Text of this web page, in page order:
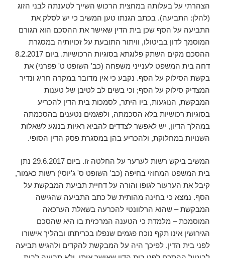
הצהרתי על בעלותה במחצית הרכוש השייך לטענתה לבני הזוג
(להלן: התביעה). בכתב הגנתו טען המשיב כי יש לסלק את
התביעה על הסף שכן בית הדין שאישר את ההסכם הוא הגורם
המוסמך לדון בביטולו, וויתור התובעת על זכויותיה במסגרת
ההסכם מקים השתק פלוגתא בסוגיות הרכושיות. ביום 8.2.2017
דחה בית המשפט לענייני משפחה (כב' השופט ט' פפרני) את
בקשת הסילוק על הסף. נקבע כי אין מדובר במקרה חריג ונדיר
המצדיק סילוק על הסף; וכי בשים לב לטיבן של טענות
המבקשת, הנוגעות, ביו היתר, לסמכות בית הדין להכריע
בסוגיות רכושיות בלא הסכמתה, ולפגמים נטענים בהסכמתה
במהלך הדיון, יש לאפשר לצדדים להביא ראיות בנוגע לשאלות
השנויות במחלוקת, ולהכריע בהן במסגרת פסק הדין הסופי.
המשיב ביקש רשות לערער על החלטה זו. ביום 29.6.2017 נתן
בית המשפט המחוזי בחיפה (כב' השופט ס' ג'יוסי) רשות כאמור,
קיבל את הערעור לגופו והורה על דחיית תביעת המבקשת על
הסף. נמצא כי בחינה מהותית של כתב התביעה שהגישה
המבקשת – שהוא הרלוונטי להכרעה בשאלת הערכאה
המוסמכת – מלמדת כי הטענה המרכזית בו היא שהסכם
הגירושין אינו תקף נוכח פגמים שנפלו בכריתתו ובהליך אישורו
לפני בית הדין. לפיכך היה על המבקשת להקדים ולהגיש תביעה